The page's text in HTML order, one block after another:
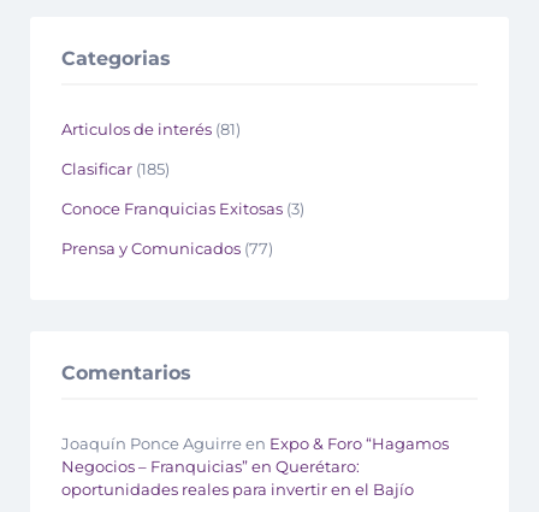
Categorias
Articulos de interés (81)
Clasificar (185)
Conoce Franquicias Exitosas (3)
Prensa y Comunicados (77)
Comentarios
Joaquín Ponce Aguirreen Expo & Foro “Hagamos
Negocios – Franquicias” en Querétaro:
oportunidades reales para invertir en el Bajío